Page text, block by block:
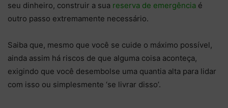
seu dinheiro, construir a sua reserva de emergência é
outro passo extremamente necessário.
Saiba que, mesmo que você se cuide o máximo possível,
ainda assim há riscos de que alguma coisa aconteça,
exigindo que você desembolse uma quantia alta para lidar
com isso ou simplesmente ‘se livrar disso’.